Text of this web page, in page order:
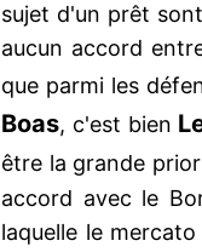
sujet d'un prêt
aucun accord
que parmi les
Boas, c'est bien
être la grande
accord avec le
laquelle le